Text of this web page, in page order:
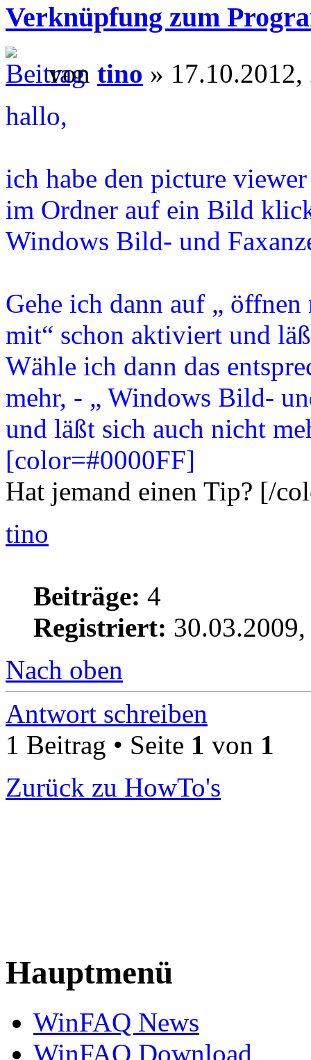
Verknüpfung zum
von tino » 17.10.2012,
hallo,
ich habe den picture
im Ordner auf ein Bild
Windows Bild- und
Gehe ich dann auf „
mit“ schon aktiviert und
Wähle ich dann das
mehr, - „ Windows Bild-
und läßt sich auch nicht
[color=#0000FF]
Hat jemand einen Tip? [/
tino
Beiträge: 4
Registriert:
Nach oben
Antwort schreiben
1 Beitrag • Seite 1 von 1
Zurück zu HowTo's
Hauptmenü
WinFAQ News
WinFAQ Download